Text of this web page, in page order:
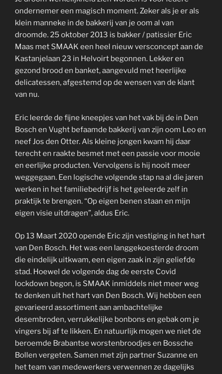
ondernemer een magisch moment. Zeker als je er als
klein manneke in de bakkerij van je oom al van
droomde. 25 oktober 2013 is bakker / patissier Eric
Maas met SMAAK een heel nieuw versconcept aan de
Kastanjelaan 23 in Helvoirt begonnen. Lekker en
gezond brood en banket, aangevuld met heerlijke
delicatessen, afgestemd op de wensen van de klant
van nu.
Eric leerde de fijne kneepjes van het vak bij de in Den
Bosch en Vught befaamde bakkerij van zijn oom Leo en
neef Jos den Otter. Als kleine jongen kwam hij daar
terecht en raakte besmet met een passie voor mooie
en eerlijke producten. Vervolgens is hij nooit meer
weggegaan. Een logische volgende stap na al die jaren
werken in het familiebedrijf is het geleerde zelf in
praktijk te brengen. “Op eigen benen staan en mijn
eigen visie uitdragen”, aldus Eric.
Op 13 Maart 2020 opende Eric zijn vestiging in het hart
van Den Bosch. Het was een langgekoesterde droom
die eindelijk uitkwam, een eigen zaak in zijn geliefde
stad. Hoewel de volgende dag de eerste Covid
lockdown begon, is SMAAK inmiddels niet meer weg
te denken uit het hart van Den Bosch. Wij hebben een
gevarieerd assortiment aan ambachtelijke
desembroden, verrukkelijke bonbons en gebak om je
vingers bij af te likken. En natuurlijk mogen we niet de
beroemde Brabantse worstenbroodjes en Bossche
Bollen vergeten. Samen met zijn partner Suzanne en
het team van medewerkers verwennen ze dagelijks